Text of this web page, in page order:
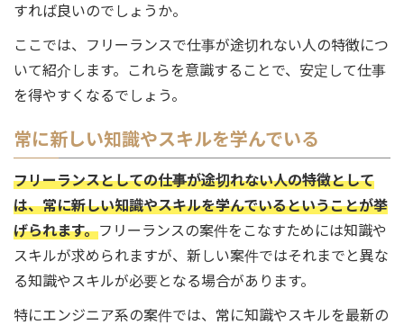
すれば良いのでしょうか。
ここでは、フリーランスで仕事が途切れない人の特徴につ
いて紹介します。これらを意識することで、安定して仕事
を得やすくなるでしょう。
常に新しい知識やスキルを学んでいる
フリーランスとしての仕事が途切れない人の特徴として
は、常に新しい知識やスキルを学んでいるということが挙
げられます。フリーランスの案件をこなすためには知識や
スキルが求められますが、新しい案件ではそれまでと異な
る知識やスキルが必要となる場合があります。
特にエンジニア系の案件では、常に知識やスキルを最新の